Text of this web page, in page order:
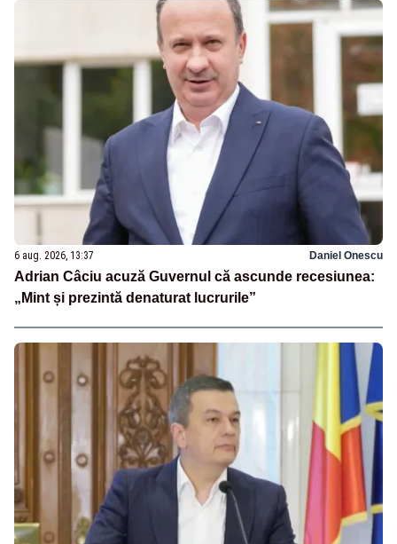
6 aug. 2026, 13:37 Daniel Onescu
Adrian Câciu acuză Guvernul că ascunde recesiunea:
„Mint și prezintă denaturat lucrurile”